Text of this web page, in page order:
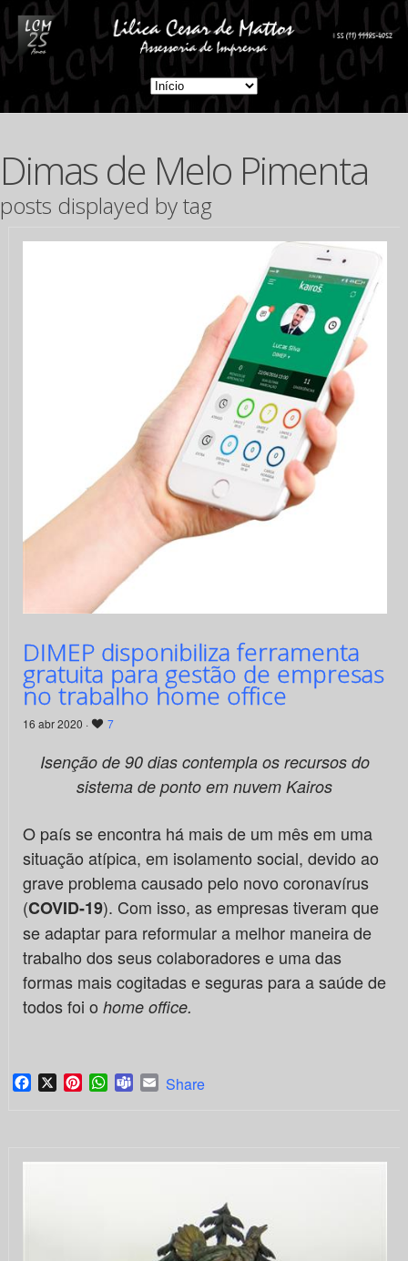
Dimas de Melo Pimenta
posts displayed by tag
DIMEP disponibiliza ferramenta
gratuita para gestão de empresas
no trabalho home office
16 abr 2020 · 7
Isenção de 90 dias contempla os recursos do
sistema de ponto em nuvem Kairos
O país se encontra há mais de um mês em uma
situação atípica, em isolamento social, devido ao
grave problema causado pelo novo coronavírus
(COVID-19). Com isso, as empresas tiveram que
se adaptar para reformular a melhor maneira de
trabalho dos seus colaboradores e uma das
formas mais cogitadas e seguras para a saúde de
todos foi o home office.
Facebook
X PinterestWhatsApp
TeamsEmail
Share